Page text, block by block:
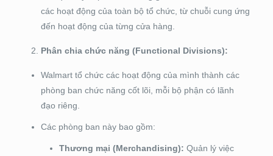
các hoạt động của toàn bộ tổ chức, từ chuỗi cung ứng
đến hoạt động của từng cửa hàng.
Phân chia chức năng (Functional Divisions):
Walmart tổ chức các hoạt động của mình thành các
phòng ban chức năng cốt lõi, mỗi bộ phận có lãnh
đạo riêng.
Các phòng ban này bao gồm:
Thương mại (Merchandising): Quản lý việc